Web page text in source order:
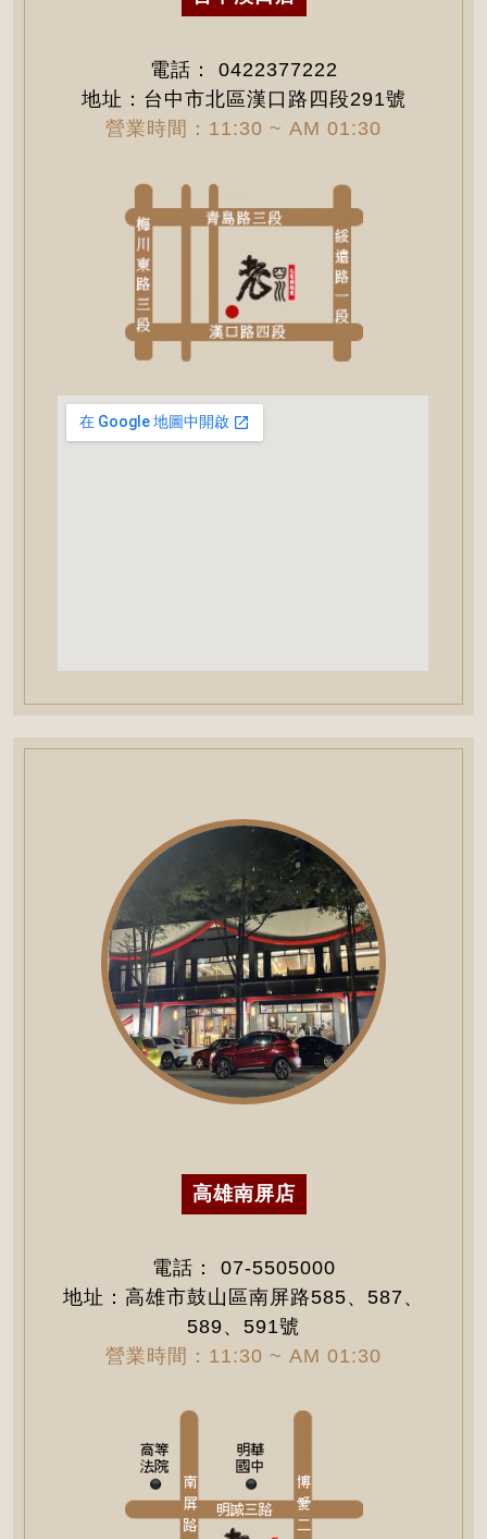
電話： 0422377222
地址：台中市北區漢口路四段291號
營業時間：11:30 ~ AM 01:30
高雄南屏店
電話： 07-5505000
地址：高雄市鼓山區南屏路585、587、
589、591號
營業時間：11:30 ~ AM 01:30